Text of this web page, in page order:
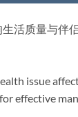
活质量与伴
issue
effective